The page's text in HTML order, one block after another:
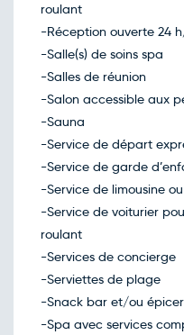
roulant
-Réception ouverte 24
-Salle(s) de soins spa
-Salles de réunion
-Salon accessible aux
-Sauna
-Service de départ
-Service de garde
-Service de limousine
-Service de voiturier
roulant
-Services de concierge
-Serviettes de plage
-Snack bar et/ou
-Spa avec services